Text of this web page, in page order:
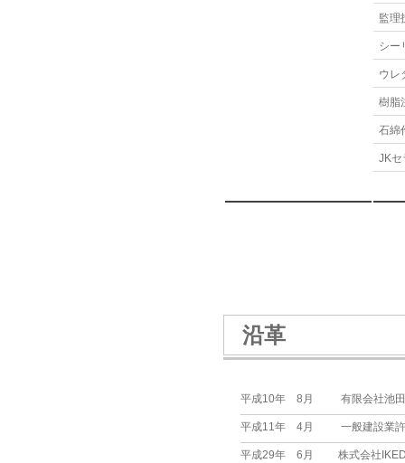
監理
シー
ウレ
樹脂
石綿
JKセ
沿革
平成10年 8月 有限会社池田
平成11年 4月 一般建設業許
平成29年 6月 株式会社